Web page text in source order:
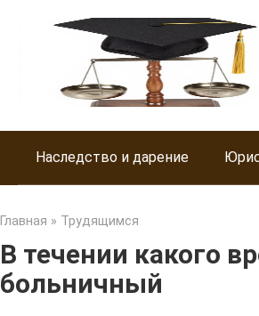
Наследство и дарение
Главная » Трудящимся
В течении какого
больничный